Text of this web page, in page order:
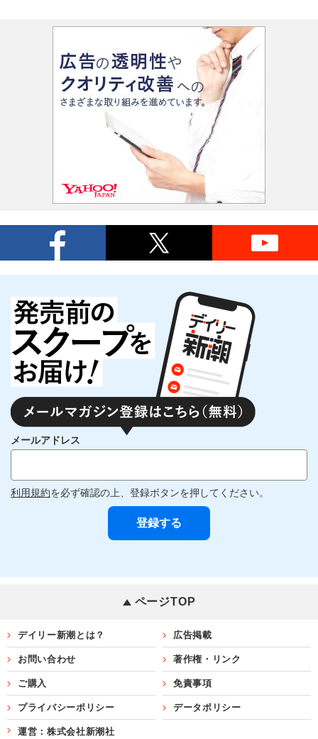
メールアドレス
利用規約を必ず確認の上、登録ボタンを押してください。
ページTOP
デイリー新潮とは？ 広告掲載
お問い合わせ 著作権・リンク
ご購入 免責事項
プライバシーポリシー データポリシー
運営：株式会社新潮社